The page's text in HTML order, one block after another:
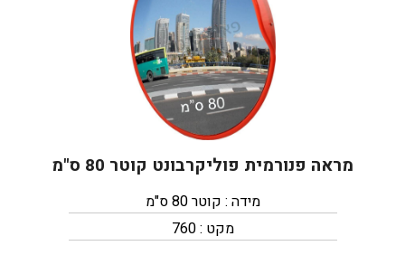
מראה פנורמית פוליקרבונט קוטר 80 ס"מ
מידה : קוטר 80 ס"מ
מקט : 760